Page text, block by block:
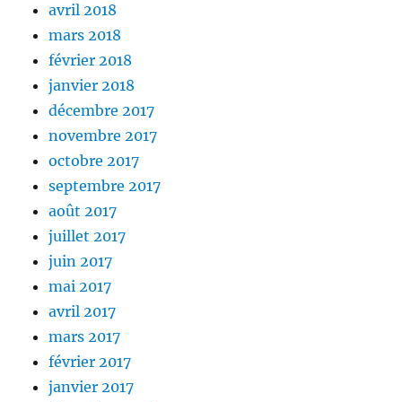
avril 2018
mars 2018
février 2018
janvier 2018
décembre 2017
novembre 2017
octobre 2017
septembre 2017
août 2017
juillet 2017
juin 2017
mai 2017
avril 2017
mars 2017
février 2017
janvier 2017